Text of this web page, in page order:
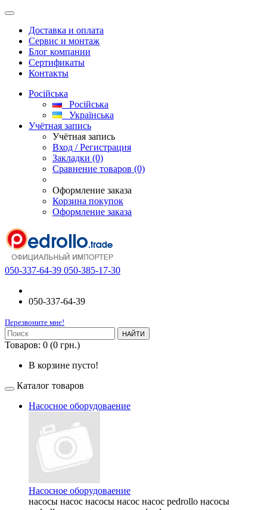
Доставка и оплата
Сервис и монтаж
Блог компании
Сертификаты
Контакты
Російська
Російська
Українська
Учётная запись
Учётная запись
Вход / Регистрация
Закладки (0)
Сравнение товаров (0)
Оформление заказа
Корзина покупок
Оформление заказа
050-337-64-39 050-385-17-30
050-337-64-39
Перезвоните мне!
НАЙТИ
Товаров: 0 (0 грн.)
В корзине пусто!
Каталог товаров
Насосное оборудоваение
Насосное оборудоваение
насосы насос насосы насос насос pedrollo насосы